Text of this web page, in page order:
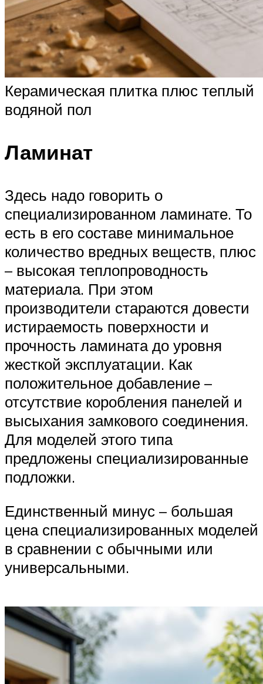
Керамическая плитка плюс теплый
водяной пол
Ламинат
Здесь надо говорить о
специализированном ламинате. То
есть в его составе минимальное
количество вредных веществ, плюс
– высокая теплопроводность
материала. При этом
производители стараются довести
истираемость поверхности и
прочность ламината до уровня
жесткой эксплуатации. Как
положительное добавление –
отсутствие коробления панелей и
высыхания замкового соединения.
Для моделей этого типа
предложены специализированные
подложки.
Единственный минус – большая
цена специализированных моделей
в сравнении с обычными или
универсальными.